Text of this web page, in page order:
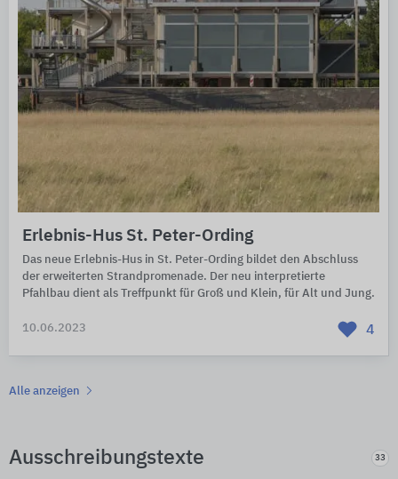
Erlebnis-Hus St. Peter-Ording
Das neue Erlebnis-Hus in St. Peter-Ording bildet den Abschluss
der erweiterten Strandpromenade. Der neu interpretierte
Pfahlbau dient als Treffpunkt für Groß und Klein, für Alt und Jung.
10.06.2023 4
Alle anzeigen
Ausschreibungstexte 33